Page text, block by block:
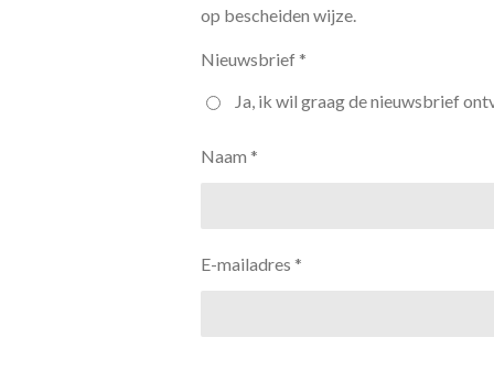
op bescheiden wijze.
Nieuwsbrief *
Ja, ik wil graag de nieuwsbrief
Naam *
E-mailadres *